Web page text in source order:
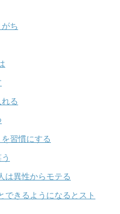
ち
る
習慣にする
は異性からモテる
できるようになるとスト